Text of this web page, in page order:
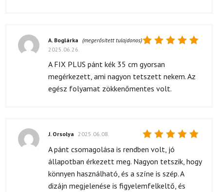
5/ 5
A. Boglárka (megerősített tulajdonos)
2025.06.26.
A FIX PLUS pánt kék 35 cm gyorsan
megérkezett, ami nagyon tetszett nekem. Az
egész folyamat zökkenőmentes volt.
Értékelés:
/ 5
J. Orsolya 2025.06.08.
A pánt csomagolása is rendben volt, jó
állapotban érkezett meg. Nagyon tetszik, hogy
könnyen használható, és a színe is szép. A
dizájn megjelenése is figyelemfelkeltő, és